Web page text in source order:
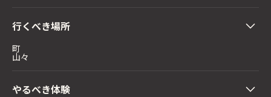
行くべき場所
町
山々
やるべき体験